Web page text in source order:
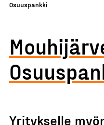
Osuuspankki
Yritykselle